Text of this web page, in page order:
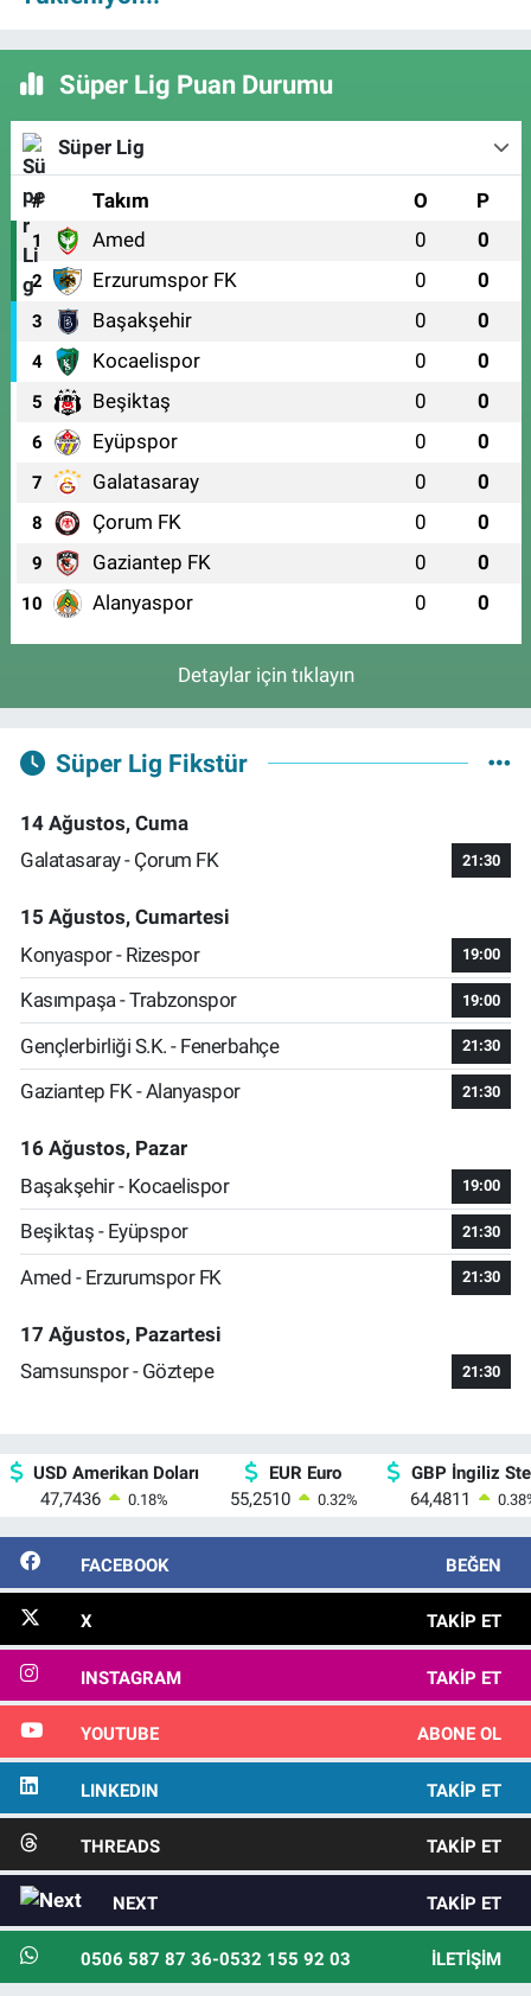
Süper Lig Puan Durumu
Süper Lig
# Takım O P
1 Amed 0 0
2 Erzurumspor FK 0 0
3 Başakşehir 0 0
4 Kocaelispor 0 0
5 Beşiktaş 0 0
6 Eyüpspor 0 0
7 Galatasaray 0 0
8 Çorum FK 0 0
9 Gaziantep FK 0 0
10 Alanyaspor 0 0
Detaylar için tıklayın
Süper Lig Fikstür
14 Ağustos, Cuma
Galatasaray - Çorum FK
21:30
15 Ağustos, Cumartesi
Konyaspor - Rizespor
19:00
Kasımpaşa - Trabzonspor 19:00
Gençlerbirliği S.K. - Fenerbahçe 21:30
Gaziantep FK - Alanyaspor 21:30
16 Ağustos, Pazar
Başakşehir - Kocaelispor
19:00
Beşiktaş - Eyüpspor 21:30
Amed - Erzurumspor FK 21:30
17 Ağustos, Pazartesi
Samsunspor - Göztepe
21:30
USD Amerikan Doları
47,7436
0.18%
EUR Euro
55,2510
0.32%
GBP İngiliz
64,4811
0.38
FACEBOOK BEĞEN
X TAKIP ET
INSTAGRAM TAKIP ET
YOUTUBE ABONE OL
LINKEDIN TAKIP ET
THREADS TAKIP ET
NEXT TAKIP ET
0506 587 87 36-0532 155 92 03 İLETIŞIM